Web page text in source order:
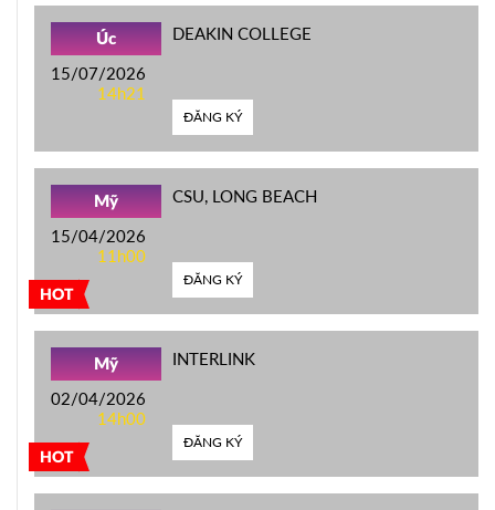
Úc
15/07/2026
14h21
DEAKIN COLLEGE
ĐĂNG KÝ
HOT
Mỹ
15/04/2026
11h00
CSU, LONG BEACH
ĐĂNG KÝ
HOT
Mỹ
02/04/2026
14h00
INTERLINK
ĐĂNG KÝ